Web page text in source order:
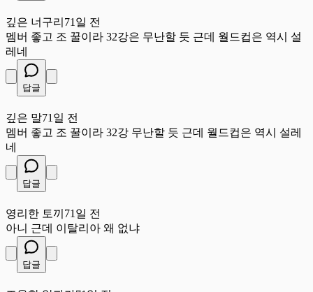
깊은 너구리 71일 전
멤버 좋고 조 꿀이라 32강은 무난할 듯 근데 월드컵은 역시 설
레네
답글
깊은 말71일 전
멤버 좋고 조 꿀이라 32강 무난할 듯 근데 월드컵은 역시 설레
네
답글
영리한 토끼 71일 전
아니 근데 이탈리아 왜 없냐
답글